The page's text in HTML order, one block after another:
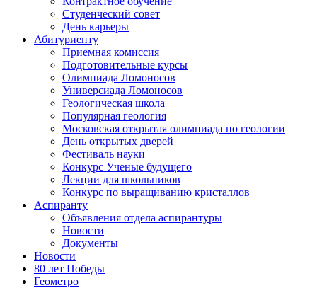
Студенческий совет
День карьеры
Абитуриенту
Приемная комиссия
Подготовительные курсы
Олимпиада Ломоносов
Универсиада Ломоносов
Геологическая школа
Популярная геология
Московская открытая олимпиада по геологии
День открытых дверей
Фестиваль науки
Конкурс Ученые будущего
Лекции для школьников
Конкурс по выращиванию кристаллов
Аспиранту
Объявления отдела аспирантуры
Новости
Документы
Новости
80 лет Победы
Геометро